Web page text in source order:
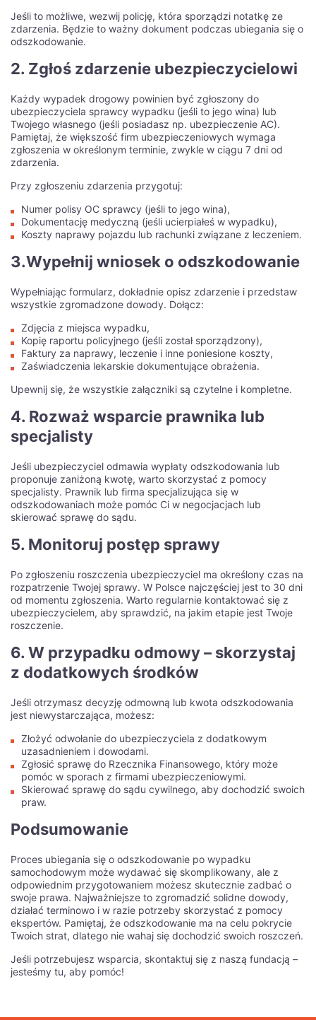
Jeśli to możliwe, wezwij policję, która sporządzi notatkę ze
zdarzenia. Będzie to ważny dokument podczas ubiegania się o
odszkodowanie.
2. Zgłoś zdarzenie ubezpieczycielowi
Każdy wypadek drogowy powinien być zgłoszony do
ubezpieczyciela sprawcy wypadku (jeśli to jego wina) lub
Twojego własnego (jeśli posiadasz np. ubezpieczenie AC).
Pamiętaj, że większość firm ubezpieczeniowych wymaga
zgłoszenia w określonym terminie, zwykle w ciągu 7 dni od
zdarzenia.
Przy zgłoszeniu zdarzenia przygotuj:
Numer polisy OC sprawcy (jeśli to jego wina),
Dokumentację medyczną (jeśli ucierpiałeś w wypadku),
Koszty naprawy pojazdu lub rachunki związane z leczeniem.
3.Wypełnij wniosek o odszkodowanie
Wypełniając formularz, dokładnie opisz zdarzenie i przedstaw
wszystkie zgromadzone dowody. Dołącz:
Zdjęcia z miejsca wypadku,
Kopię raportu policyjnego (jeśli został sporządzony),
Faktury za naprawy, leczenie i inne poniesione koszty,
Zaświadczenia lekarskie dokumentujące obrażenia.
Upewnij się, że wszystkie załączniki są czytelne i kompletne.
4. Rozważ wsparcie prawnika lub
specjalisty
Jeśli ubezpieczyciel odmawia wypłaty odszkodowania lub
proponuje zaniżoną kwotę, warto skorzystać z pomocy
specjalisty. Prawnik lub firma specjalizująca się w
odszkodowaniach może pomóc Ci w negocjacjach lub
skierować sprawę do sądu.
5. Monitoruj postęp sprawy
Po zgłoszeniu roszczenia ubezpieczyciel ma określony czas na
rozpatrzenie Twojej sprawy. W Polsce najczęściej jest to 30 dni
od momentu zgłoszenia. Warto regularnie kontaktować się z
ubezpieczycielem, aby sprawdzić, na jakim etapie jest Twoje
roszczenie.
6. W przypadku odmowy – skorzystaj
z dodatkowych środków
Jeśli otrzymasz decyzję odmowną lub kwota odszkodowania
jest niewystarczająca, możesz:
Złożyć odwołanie do ubezpieczyciela z dodatkowym
uzasadnieniem i dowodami.
Zgłosić sprawę do Rzecznika Finansowego, który może
pomóc w sporach z firmami ubezpieczeniowymi.
Skierować sprawę do sądu cywilnego, aby dochodzić swoich
praw.
Podsumowanie
Proces ubiegania się o odszkodowanie po wypadku
samochodowym może wydawać się skomplikowany, ale z
odpowiednim przygotowaniem możesz skutecznie zadbać o
swoje prawa. Najważniejsze to zgromadzić solidne dowody,
działać terminowo i w razie potrzeby skorzystać z pomocy
ekspertów. Pamiętaj, że odszkodowanie ma na celu pokrycie
Twoich strat, dlatego nie wahaj się dochodzić swoich roszczeń.
Jeśli potrzebujesz wsparcia, skontaktuj się z naszą fundacją –
jesteśmy tu, aby pomóc!